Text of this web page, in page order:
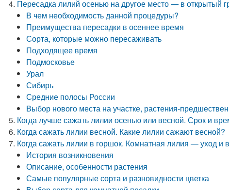
Пересадка лилий осенью на другое место — в открытый
В чем необходимость данной процедуры?
Преимущества пересадки в осеннее время
Сорта, которые можно пересаживать
Подходящее время
Подмосковье
Урал
Сибирь
Средние полосы России
Выбор нового места на участке, растения-
Когда лучше сажать лилии осенью или весной. Срок и
Когда сажать лилии весной. Какие лилии сажают весной?
Когда сажать лилии в горшок. Комнатная лилия — уход
История возникновения
Описание, особенности растения
Самые популярные сорта и разновидности цветка